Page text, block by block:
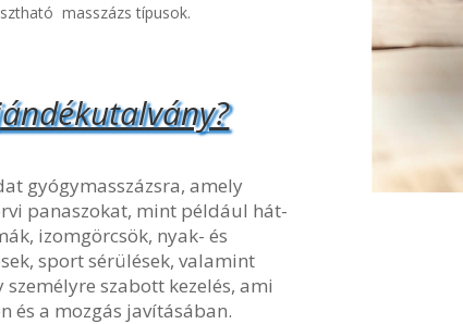
masszázs típusok.
gyógymasszázsra, amely
panaszokat, mint például hát-
izomgörcsök, nyak- és
sport sérülések, valamint
szabott kezelés, ami
és a mozgás javításában.